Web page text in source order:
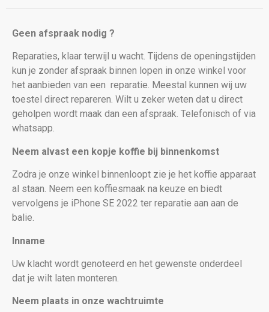
Geen afspraak nodig ?
Reparaties, klaar terwijl u wacht. Tijdens de openingstijden
kun je zonder afspraak binnen lopen in onze winkel voor
het aanbieden van een reparatie. Meestal kunnen wij uw
toestel direct repareren. Wilt u zeker weten dat u direct
geholpen wordt maak dan een afspraak. Telefonisch of via
whatsapp.
Neem alvast een kopje koffie bij binnenkomst
Zodra je onze winkel binnenloopt zie je het koffie apparaat
al staan. Neem een koffiesmaak na keuze en biedt
vervolgens je iPhone SE 2022 ter reparatie aan aan de
balie.
Inname
Uw klacht wordt genoteerd en het gewenste onderdeel
dat je wilt laten monteren.
Neem plaats in onze wachtruimte